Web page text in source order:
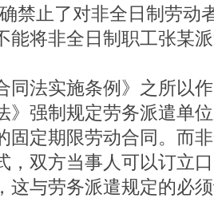
禁止了对非全日制劳动
能将非全日制职工张某
法实施条例》之所以作
》强制规定劳务派遣单
固定期限劳动合同。而
，双方当事人可以订立
这与劳务派遣规定的必